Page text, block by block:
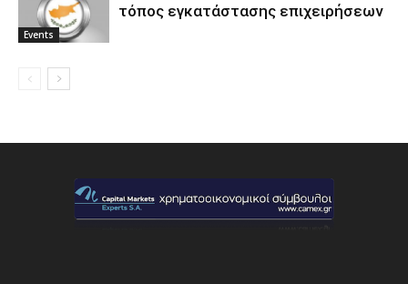
Events
τόπος εγκατάστασης επιχειρήσεων